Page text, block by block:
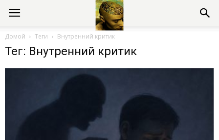
Консультации
психолога
Домой Теги Внутренний критик
Тег: Внутренний критик